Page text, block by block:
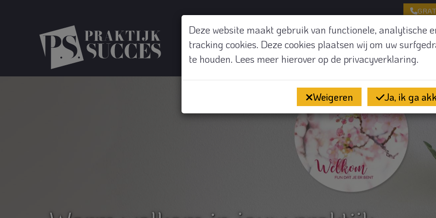
HOME GRATIS AANBOD VOOR JOUW PRAKTIJK
Deze website maakt gebruik van functionele, analytische
tracking cookies. Deze cookies plaatsen wij om uw
te houden. Lees meer hierover op de privacyverklaring.
Weigeren Ja, ik ga